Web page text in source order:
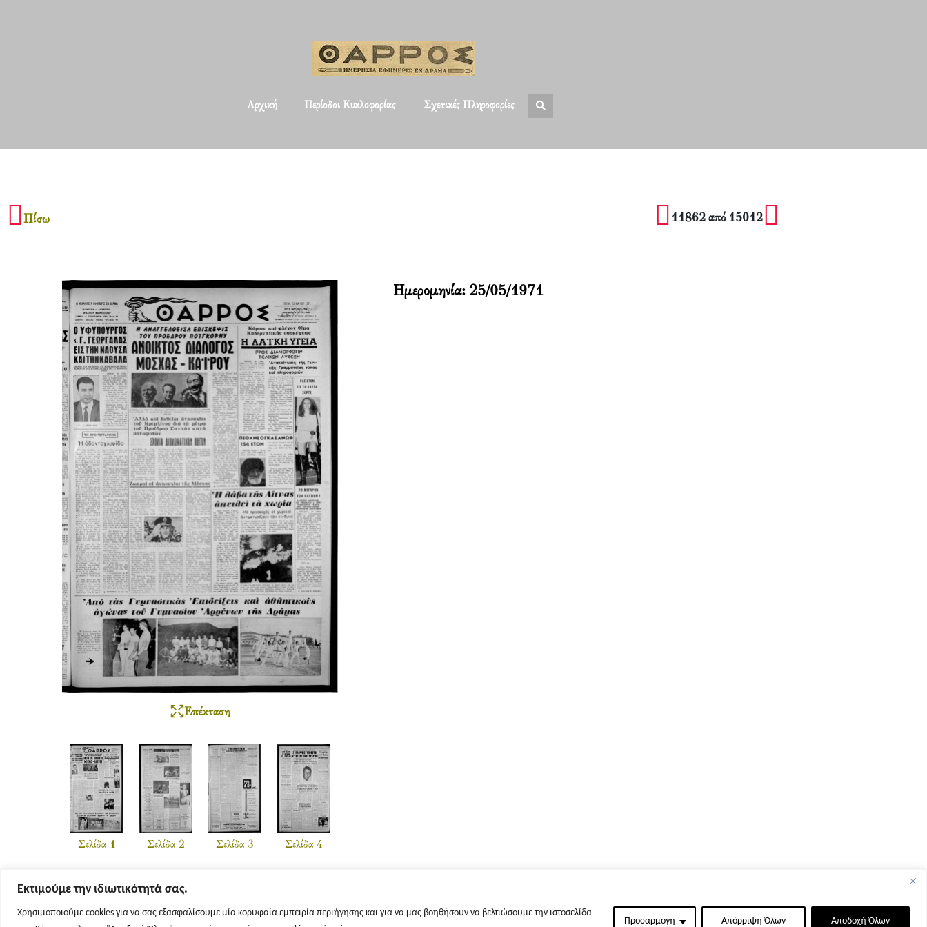
Εκτιμούμε την ιδιωτικότητά σας.
Χρησιμοποιούμε cookies για να σας εξασφαλίσουμε μία κορυφαία εμπειρία περιήγησης και για να μας βοηθήσουν να βελτιώσουμε την ιστοσελίδα
Προσαρμογή Απόρριψη Όλων Αποδοχή Όλων
Αρχική Περίοδοι Κυκλοφορίας Σχετικές Πληροφορίες
Πίσω 11862 από 15012
Επέκταση
Σελίδα 1 Σελίδα 2 Σελίδα 3 Σελίδα 4
Ημερομηνία: 25/05/1971